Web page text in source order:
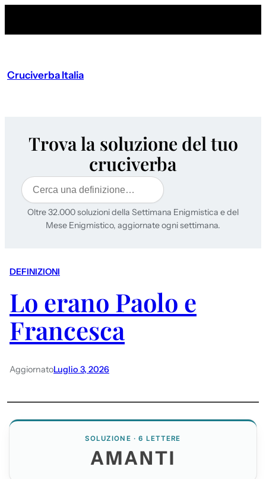
Cruciverba Italia
Trova la soluzione del tuo
cruciverba
Cerca
Oltre 32.000 soluzioni della Settimana Enigmistica e del
Mese Enigmistico, aggiornate ogni settimana.
DEFINIZIONI
Lo erano Paolo e
Francesca
AggiornatoLuglio 3, 2026
SOLUZIONE · 6 LETTERE
AMANTI